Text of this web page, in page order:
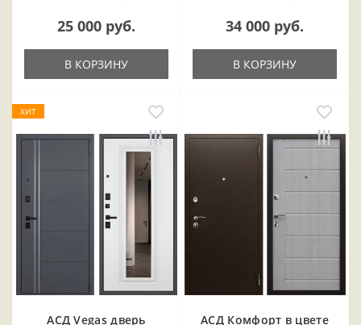
25 000 руб.
В КОРЗИНУ
34 000 руб.
В КОРЗИНУ
ХИТ
АСД Vegas дверь
АСД Комфорт в цвете